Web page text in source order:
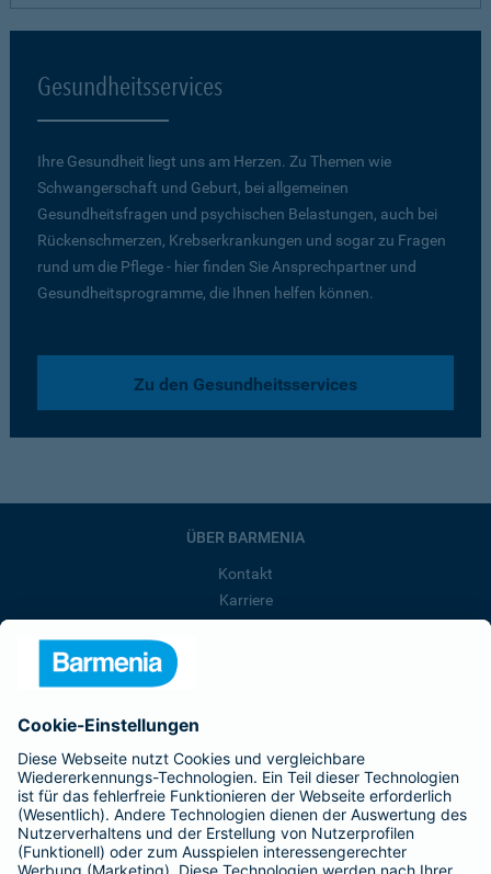
Gesundheitsservices
Ihre Gesundheit liegt uns am Herzen. Zu Themen wie
Schwangerschaft und Geburt, bei allgemeinen
Gesundheitsfragen und psychischen Belastungen, auch bei
Rückenschmerzen, Krebserkrankungen und sogar zu Fragen
rund um die Pflege - hier finden Sie Ansprechpartner und
Gesundheitsprogramme, die Ihnen helfen können.
Zu den Gesundheitsservices
ÜBER BARMENIA
Kontakt
Karriere
Barmenia ist Teil der BarmeniaGothaer
BELIEBTE SEITEN
Kranken-Zusatzversicherung
Tierversicherungen
Haftpflichtversicherung